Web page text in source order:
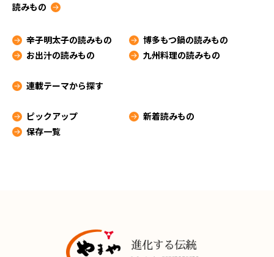
読みもの
辛子明太子の読みもの
博多もつ鍋の読みもの
お出汁の読みもの
九州料理の読みもの
連載テーマから探す
ピックアップ
新着読みもの
保存一覧